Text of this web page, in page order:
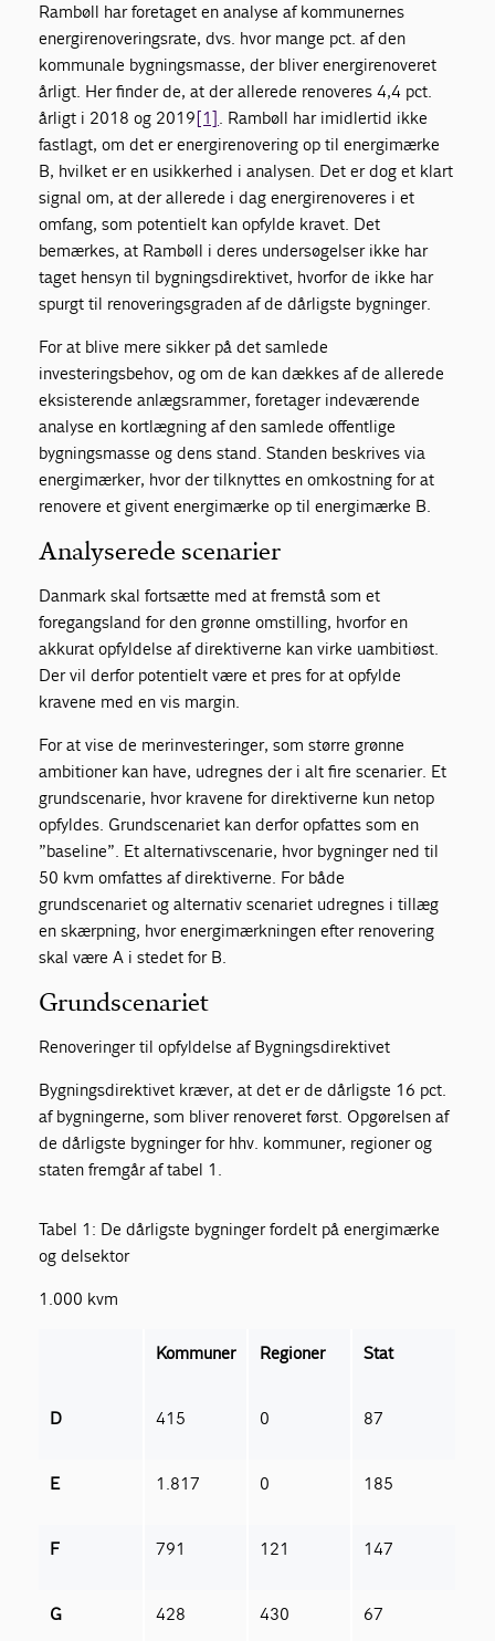
Rambøll har foretaget en analyse af kommunernes
energirenoveringsrate, dvs. hvor mange pct. af den
kommunale bygningsmasse, der bliver energirenoveret
årligt. Her finder de, at der allerede renoveres 4,4 pct.
årligt i 2018 og 2019 [1] . Rambøll har imidlertid ikke
fastlagt, om det er energirenovering op til energimærke
B, hvilket er en usikkerhed i analysen. Det er dog et klart
signal om, at der allerede i dag energirenoveres i et
omfang, som potentielt kan opfylde kravet. Det
bemærkes, at Rambøll i deres undersøgelser ikke har
taget hensyn til bygningsdirektivet, hvorfor de ikke har
spurgt til renoveringsgraden af de dårligste bygninger.
For at blive mere sikker på det samlede
investeringsbehov, og om de kan dækkes af de allerede
eksisterende anlægsrammer, foretager indeværende
analyse en kortlægning af den samlede offentlige
bygningsmasse og dens stand. Standen beskrives via
energimærker, hvor der tilknyttes en omkostning for at
renovere et givent energimærke op til energimærke B.
Analyserede scenarier
Danmark skal fortsætte med at fremstå som et
foregangsland for den grønne omstilling, hvorfor en
akkurat opfyldelse af direktiverne kan virke uambitiøst.
Der vil derfor potentielt være et pres for at opfylde
kravene med en vis margin.
For at vise de merinvesteringer, som større grønne
ambitioner kan have, udregnes der i alt fire scenarier. Et
grundscenarie, hvor kravene for direktiverne kun netop
opfyldes. Grundscenariet kan derfor opfattes som en
”baseline”. Et alternativscenarie, hvor bygninger ned til
50 kvm omfattes af direktiverne. For både
grundscenariet og alternativ scenariet udregnes i tillæg
en skærpning, hvor energimærkningen efter renovering
skal være A i stedet for B.
Grundscenariet
Renoveringer til opfyldelse af Bygningsdirektivet
Bygningsdirektivet kræver, at det er de dårligste 16 pct.
af bygningerne, som bliver renoveret først. Opgørelsen af
de dårligste bygninger for hhv. kommuner, regioner og
staten fremgår af tabel 1.
Tabel 1: De dårligste bygninger fordelt på energimærke
og delsektor
1.000 kvm
Kommuner Regioner Stat
D 415 0 87
E 1.817 0 185
F 791 121 147
G 428 430 67